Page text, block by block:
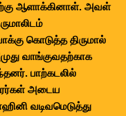
ஆளாக்கினாள். அவள்
கொடுத்த திருமால்
வாங்குவதற்காக
பாற்கடலில்
அடைய
வடிவமெடுத்து